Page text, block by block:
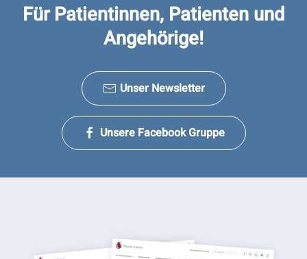
Für Patientinnen, Patienten und
Angehörige!
Unser Newsletter
Unsere Facebook Gruppe